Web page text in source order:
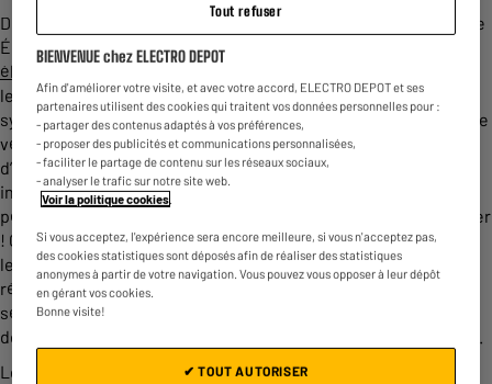
Découvrez nos différents types de vélos VAE (Vélo à Assistance
Électrique). À la fois élégant et pratique au quotidien, le
électrique
les transports en commun ainsi que la voiture, tous deux
synonymes de stress, de retard et d’inconfort. Tous les types de
vélos électriques, aussi appelés vélos urbains, permettent
d’optimiser vos trajets. Pédalez sans effort grâce au moteur
intégré ainsi qu’à l’assistance au pédalage. Vous pouvez ainsi
pédaler plus vite, plus longtemps et toujours sans vous fatiguer
! Grâce à leur cadre en aluminium, disponible en couleur selon
les modèles, ce type de vélo est particulièrement solide et
résistant. Vous pouvez donc enfourcher votre bicycle en toute
sécurité ! Vous pouvez même opter pour un modèle pliant afin
de gagner de la place de rangement au sein de votre logement.
Les vélos urbains, aussi appelés vélos hollandais, sont
Tout refuser
BIENVENUE chez ELECTRO DEPOT
Afin d'améliorer votre visite, et avec votre accord, ELECTRO DEPOT et ses
partenaires utilisent des cookies qui traitent vos données personnelles pour :
- partager des contenus adaptés à vos préférences,
- proposer des publicités et communications personnalisées,
- faciliter le partage de contenu sur les réseaux sociaux,
- analyser le trafic sur notre site web.
Voir la politique cookies.
Si vous acceptez, l'expérience sera encore meilleure, si vous n'acceptez pas,
des cookies statistiques sont déposés afin de réaliser des statistiques
anonymes à partir de votre navigation. Vous pouvez vous opposer à leur dépôt
en gérant vos cookies.
Bonne visite!
✔ TOUT AUTORISER